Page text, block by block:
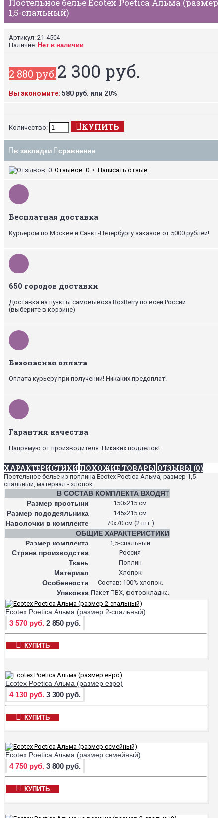
Постельное белье Ecotex Poetica Альма (размер
1,5-спальный)
Артикул: 21-4504
Наличие: Нет в наличии
2 880 руб.2 300 руб.
Вы экономите: 580 руб. или 20%
Количество: КУПИТЬ
в закладки сравнение
Отзывов: 0 • Написать отзыв
Бесплатная доставка
Курьером по Москве и Санкт-Петербургу заказов от 5000 рублей!
650 городов доставки
Доставка на пункты самовывоза BoxBerry по всей России
(выберите в корзине)
Безопасная оплата
Оплата курьеру при получении! Никаких предоплат!
Гарантия качества
Напрямую от производителя. Никаких подделок!
ХАРАКТЕРИСТИКИ ПОХОЖИЕ ТОВАРЫ ОТЗЫВЫ (0)
Постельное белье из поплина Ecotex Poetica Альма, размер 1,5-
спальный, материал - хлопок
В СОСТАВ КОМПЛЕКТА ВХОДЯТ
Размер простыни
150х215 см
Размер пододеяльника 145х215 см
Наволочки в комплекте 70х70 см (2 шт.)
ОБЩИЕ ХАРАКТЕРИСТИКИ
Размер комплекта
1,5-спальный
Страна производства Россия
Ткань Поплин
Материал Хлопок
Особенности Состав: 100% хлопок.
Упаковка Пакет ПВХ, фотовкладка.
Ecotex Poetica Альма (размер 2-спальный)
3 570 руб. 2 850 руб.
КУПИТЬ
Ecotex Poetica Альма (размер евро)
4 130 руб. 3 300 руб.
КУПИТЬ
Ecotex Poetica Альма (размер семейный)
4 750 руб. 3 800 руб.
КУПИТЬ